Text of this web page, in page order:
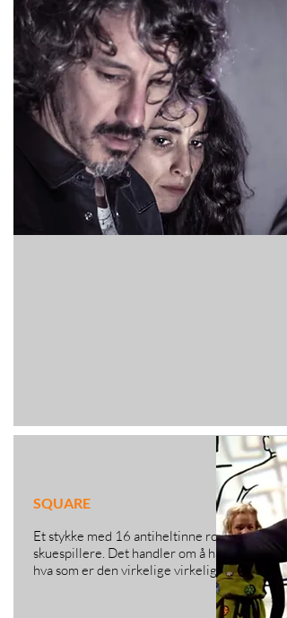
TO DAGER I ROMA
Agnes og Jon reiser utenlands til et
feriested der de treffer et annet par.
Kvinnen bærer likhetstrekk med Agnes, som
har hatt et forhold til mannen hennes for
lenge siden: To dager i Roma.
SQUARE
Et stykke med 16 antiheltinne roller for 4
skuespillere. Det handler om å ha en idé om
hva som er den virkelige virkeligheten.